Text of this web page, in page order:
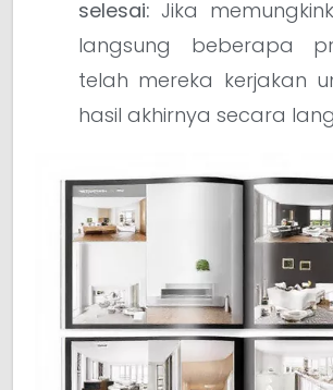
selesai: Jika
langsung beberapa
telah mereka kerjakan
hasil akhirnya secara